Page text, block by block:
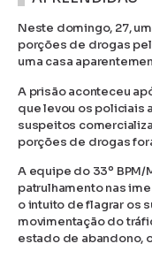
Neste domingo, 27,
porções de drogas
uma casa
A prisão aconteceu
que levou os policiais
suspeitos
porções de drogas
A equipe do 33º
patrulhamento nas
o intuito de flagrar os
movimentação do
estado de abandono,